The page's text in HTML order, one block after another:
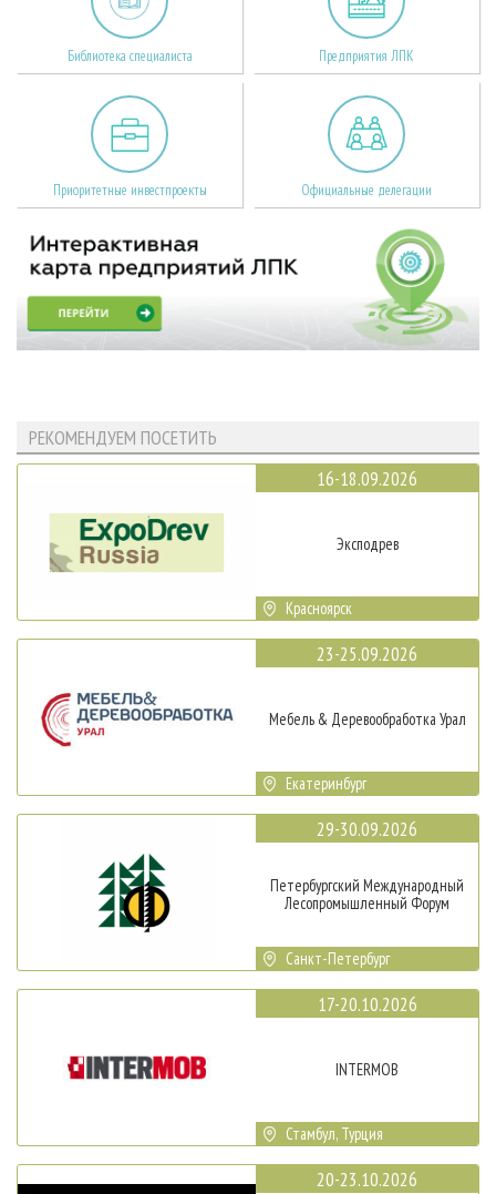
Библиотека специалиста Предприятия ЛПК
Приоритетные инвестпроекты Официальные делегации
РЕКОМЕНДУЕМ ПОСЕТИТЬ
16-18.09.2026
Эксподрев
Красноярск
23-25.09.2026
Мебель & Деревообработка Урал
Екатеринбург
29-30.09.2026
Петербургский Международный
Лесопромышленный Форум
Санкт-Петербург
17-20.10.2026
INTERMOB
Стамбул, Турция
20-23.10.2026